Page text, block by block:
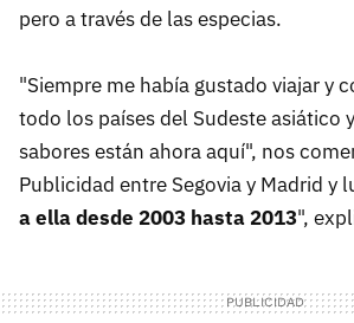
pero a través de las especias.
"Siempre me había gustado viajar y
todo los países del Sudeste asiático
sabores están ahora aquí", nos
Publicidad entre Segovia y Madrid y
a ella desde 2003 hasta 2013",